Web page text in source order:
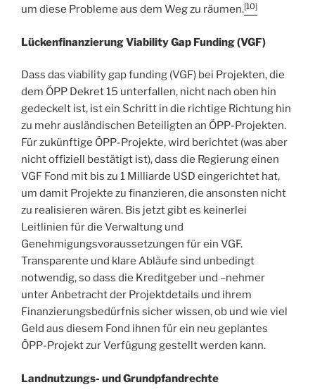
um diese Probleme aus dem Weg zu räumen.[10]
Lückenfinanzierung Viability Gap Funding (VGF)
Dass das viability gap funding (VGF) bei Projekten, die
dem ÖPP Dekret 15 unterfallen, nicht nach oben hin
gedeckelt ist, ist ein Schritt in die richtige Richtung hin
zu mehr ausländischen Beteiligten an ÖPP-Projekten.
Für zukünftige ÖPP-Projekte, wird berichtet (was aber
nicht offiziell bestätigt ist), dass die Regierung einen
VGF Fond mit bis zu 1 Milliarde USD eingerichtet hat,
um damit Projekte zu finanzieren, die ansonsten nicht
zu realisieren wären. Bis jetzt gibt es keinerlei
Leitlinien für die Verwaltung und
Genehmigungsvoraussetzungen für ein VGF.
Transparente und klare Abläufe sind unbedingt
notwendig, so dass die Kreditgeber und –nehmer
unter Anbetracht der Projektdetails und ihrem
Finanzierungsbedürfnis sicher wissen, ob und wie viel
Geld aus diesem Fond ihnen für ein neu geplantes
ÖPP-Projekt zur Verfügung gestellt werden kann.
Landnutzungs- und Grundpfandrechte